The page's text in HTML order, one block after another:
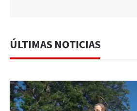
ÚLTIMAS NOTICIAS